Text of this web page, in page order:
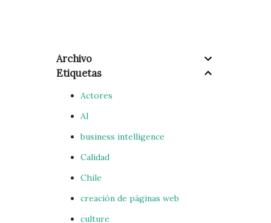
Archivo
Etiquetas
Actores
AI
business intelligence
Calidad
Chile
creación de páginas web
culture